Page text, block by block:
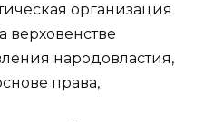
организация
верховенстве
народовластия,
права,